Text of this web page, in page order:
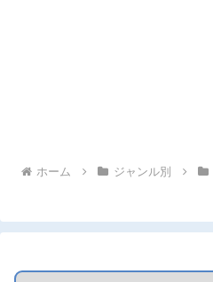
ホーム ジャンル別